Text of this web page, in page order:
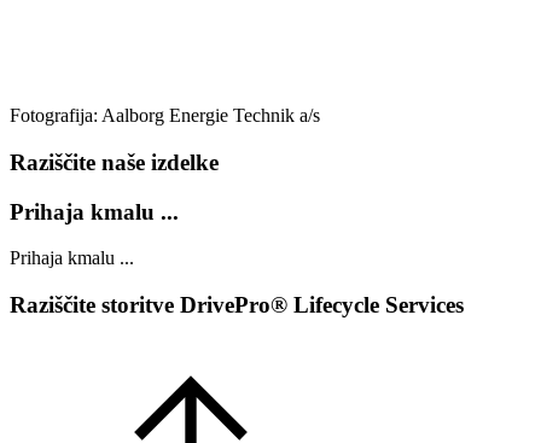
Fotografija: Aalborg Energie Technik a/s
Raziščite naše izdelke
Prihaja kmalu ...
Prihaja kmalu ...
Raziščite storitve DrivePro® Lifecycle Services